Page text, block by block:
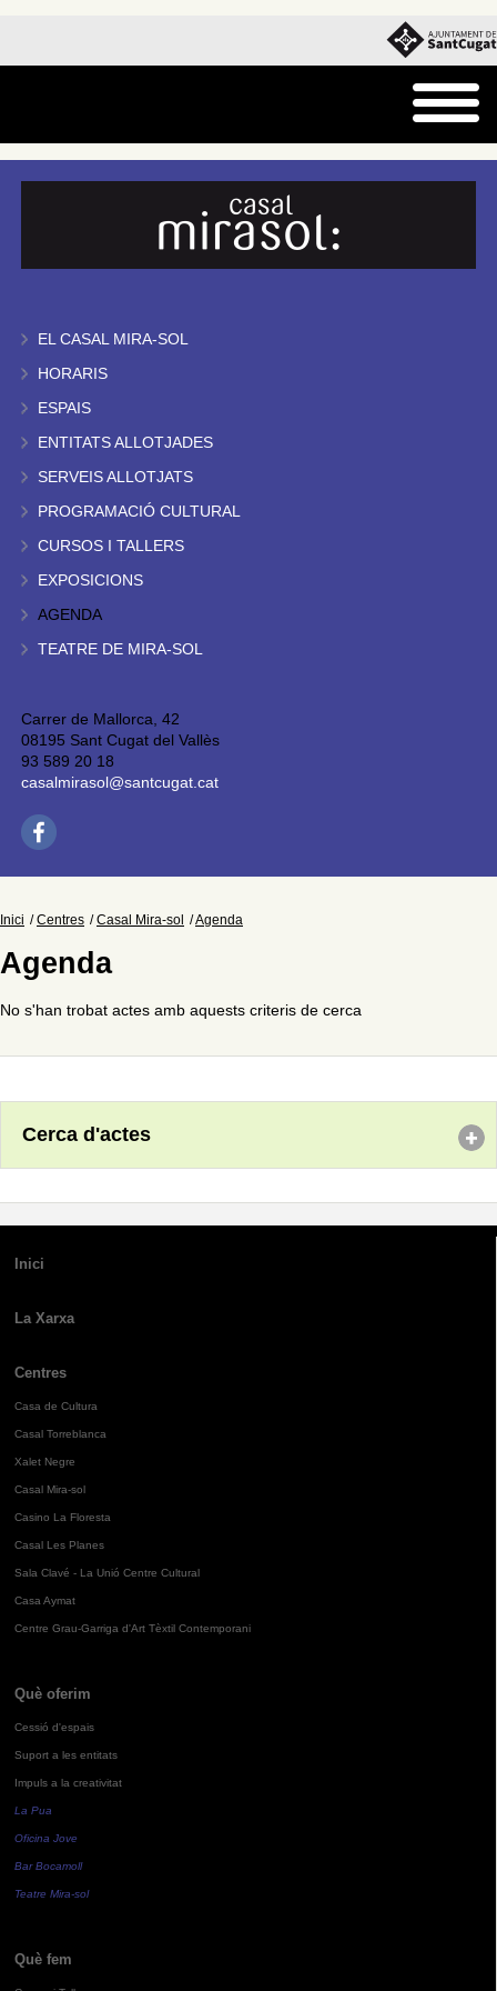
EL CASAL MIRA-SOL
HORARIS
ESPAIS
ENTITATS ALLOTJADES
SERVEIS ALLOTJATS
PROGRAMACIÓ CULTURAL
CURSOS I TALLERS
EXPOSICIONS
AGENDA
TEATRE DE MIRA-SOL
Carrer de Mallorca, 42
08195 Sant Cugat del Vallès
93 589 20 18
casalmirasol@santcugat.cat
Inici Centres Casal Mira-sol Agenda
Agenda
No s'han trobat actes amb aquests criteris de cerca
Cerca d'actes
Inici
La Xarxa
Centres
Casa de Cultura
Casal Torreblanca
Xalet Negre
Casal Mira-sol
Casino La Floresta
Casal Les Planes
Sala Clavé - La Unió Centre Cultural
Casa Aymat
Centre Grau-Garriga d'Art Tèxtil Contemporani
Què oferim
Cessió d'espais
Suport a les entitats
Impuls a la creativitat
La Pua
Oficina Jove
Bar Bocamoll
Teatre Mira-sol
Què fem